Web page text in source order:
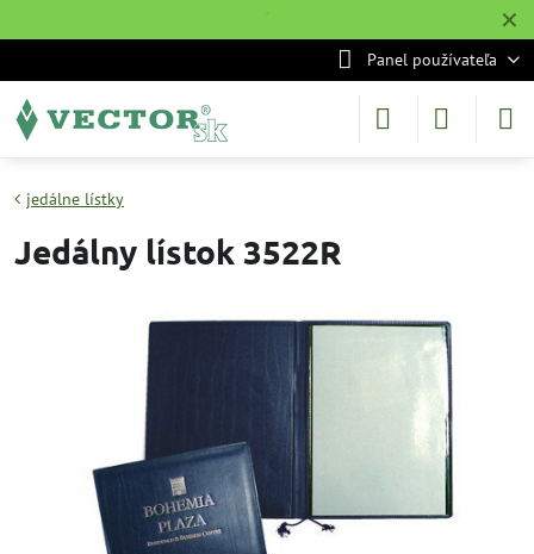
✕
˙
Panel používateľa
jedálne lístky
Jedálny lístok 3522R